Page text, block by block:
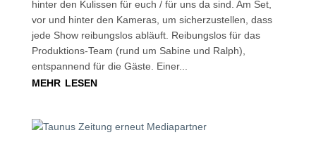
hinter den Kulissen für euch / für uns da sind. Am Set,
vor und hinter den Kameras, um sicherzustellen, dass
jede Show reibungslos abläuft. Reibungslos für das
Produktions-Team (rund um Sabine und Ralph),
entspannend für die Gäste. Einer...
mehr lesen